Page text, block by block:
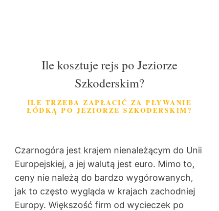
Ile kosztuje rejs po Jeziorze
Szkoderskim?
ILE TRZEBA ZAPŁACIĆ ZA PŁYWANIE
ŁÓDKĄ PO JEZIORZE SZKODERSKIM?
Czarnogóra jest krajem nienależącym do Unii
Europejskiej, a jej walutą jest euro. Mimo to,
ceny nie należą do bardzo wygórowanych,
jak to często wygląda w krajach zachodniej
Europy. Większość firm od wycieczek po